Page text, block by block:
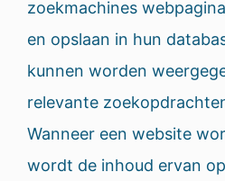
zoekmachines
en opslaan in hun
kunnen worden
relevante
Wanneer een website
wordt de inhoud ervan